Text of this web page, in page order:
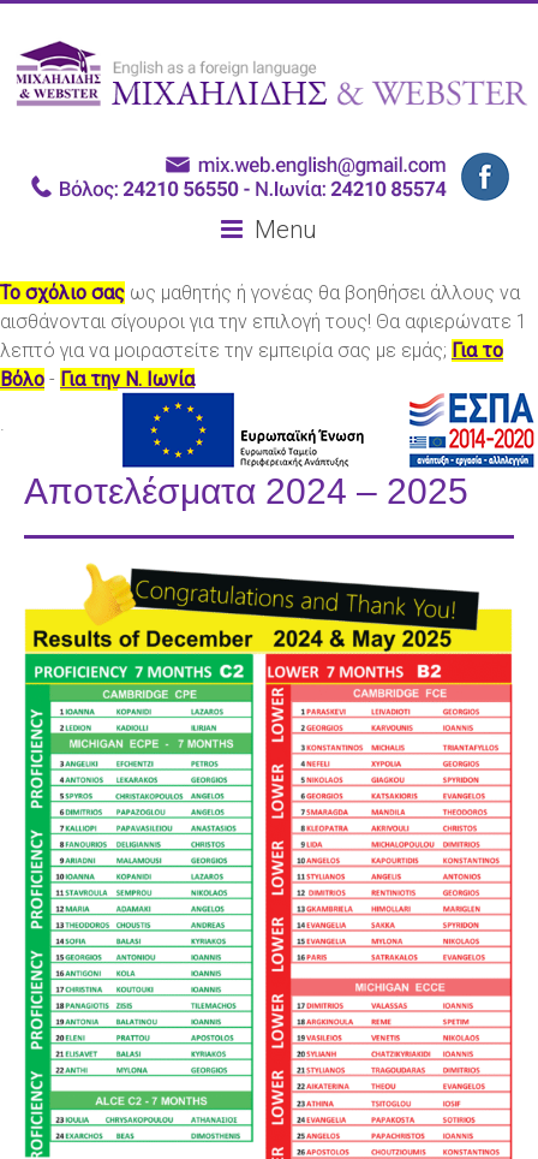
Menu
Το σχόλιο σας ως μαθητής ή γονέας θα βοηθήσει άλλους να
αισθάνονται σίγουροι για την επιλογή τους! Θα αφιερώνατε 1
λεπτό για να μοιραστείτε την εμπειρία σας με εμάς; Για το
Βόλο - Για την Ν. Ιωνία
Αποτελέσματα 2024 – 2025